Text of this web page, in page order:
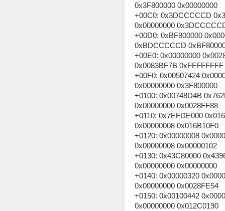
0x3F800000 0x00000000
+00C0: 0x3DCCCCCD
0x00000000
+00D0: 0xBF800000
0xBDCCCCCD
+00E0: 0x00000000
0x0083BF7B 0xFFFFFFFF
+00F0: 0x00507424
0x00000000 0x3F800000
+0100: 0x00748D4B
0x00000000 0x0028FF88
+0110: 0x7EFDE000
0x00000008 0x016B10F0
+0120: 0x00000008
0x00000008 0x00000102
+0130: 0x43C80000
0x00000000 0x00000000
+0140: 0x00000320
0x00000000 0x0028FE54
+0150: 0x00100442
0x00000000 0x012C0190